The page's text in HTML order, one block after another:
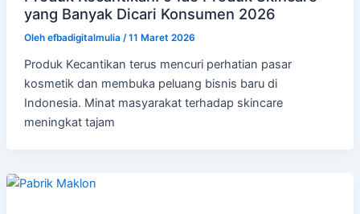
yang Banyak Dicari Konsumen 2026
Oleh efbadigitalmulia /11 Maret 2026
Produk Kecantikan terus mencuri perhatian pasar
kosmetik dan membuka peluang bisnis baru di
Indonesia. Minat masyarakat terhadap skincare
meningkat tajam